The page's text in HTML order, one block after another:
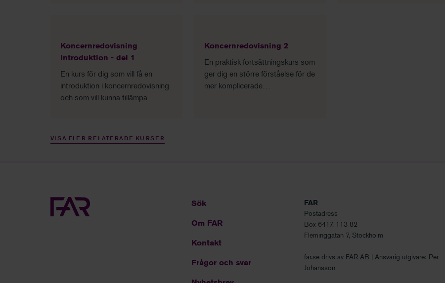
begrepp kopplade till
tillämpningen.
Koncernredovisning
Introduktion - del 1
En kurs för dig som vill få en
introduktion i koncernredovisning
och som vill kunna tillämpa
Koncernredovisning 2
En praktisk fortsättningskurs som
ger dig en större förståelse för de
mer komplicerade
VISA FLER RELATERADE KURSER
Sök
Om FAR
Kontakt
Frågor och svar
FAR
Postadress
Box 6417, 113 82
Fleminggatan 7, Stockholm
far.se drivs av FAR AB | Ansvarig utgivare: Per
Johansson